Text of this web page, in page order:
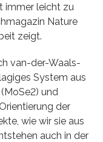
immer leicht zu
Nature
zeigt.
van-der-Waals-
System aus
und
der
wie wir sie aus
auch in der